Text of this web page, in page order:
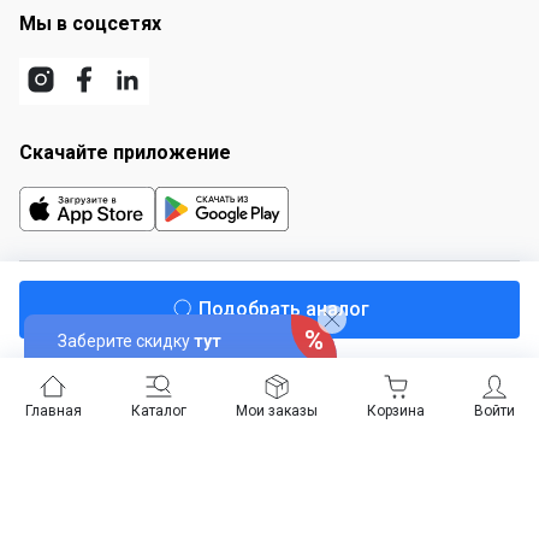
Главная Каталог Войти
Мои заказы Корзина
Подобрать аналог
Заберите скидкутут
Мы в соцсетях
Скачайте приложение
© Офис Эксперт, 2012–2026
Публичная оферта
Карта сайта